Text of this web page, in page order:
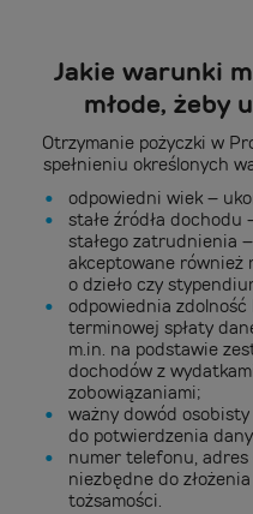
Jakie warunki
młode, żeby
Otrzymanie pożyczki w
spełnieniu określonych
odpowiedni wiek –
stałe źródła dochodu
stałego zatrudnienia
akceptowane również
o dzieło czy
odpowiednia
terminowej spłaty
m.in. na podstawie
dochodów z
zobowiązaniami;
ważny dowód
do potwierdzenia
numer telefonu,
niezbędne do
tożsamości.